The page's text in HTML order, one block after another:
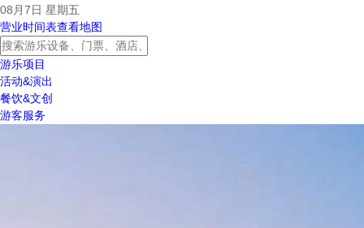
08月7日 星期五
营业时间表查看地图
游乐项目
活动&演出
餐饮&文创
游客服务